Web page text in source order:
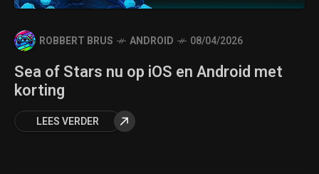
ROBBERT BRUS ANDROID 08/04/2026
Sea of Stars nu op iOS en Android met
korting
LEES VERDER